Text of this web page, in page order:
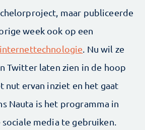
maar publiceerde
week ook op een
. Nu wil ze
Twitter laten zien in de hoop
nut ervan inziet en het gaat
Nauta is het programma in
media te gebruiken.